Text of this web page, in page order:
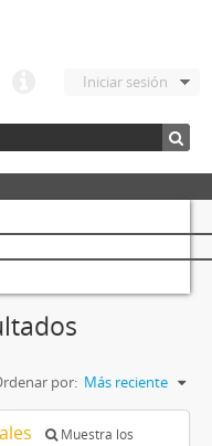
Iniciar sesión
por: Más reciente
Muestra los